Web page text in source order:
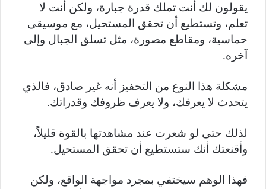
يقولون لك أنت تملك قدرة جبارة، ولكن أنت لا
تعلم، وتستطيع أن تحقق المستحيل، مع موسيقى
حماسية، ومقاطع مصورة، مثل تسلق الجبال وإلى
آخره.
مشكلة هذا النوع من التحفيز أنه غير صادق، فالذي
يتحدث لا يعرفك، ولا يعرف ظروفك وقدراتك.
لذلك حتى لو شعرت عند مشاهدتها بالقوة قليلاً،
وأقنعتك أنك ستستطيع أن تحقق المستحيل.
فهذا الوهم سيختفي بمجرد مواجهة الواقع، ولكن